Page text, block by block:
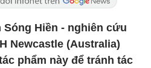
Sóng Hiền - nghiên cứu
Newcastle (Australia)
phẩm này để tránh tác